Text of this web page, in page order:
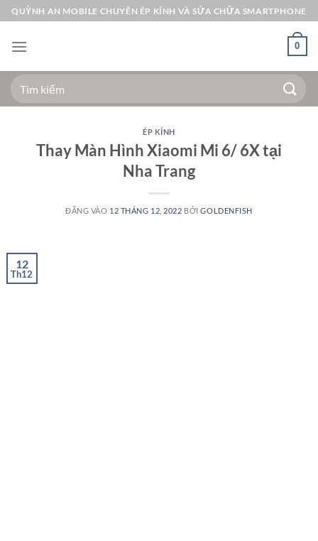
Bỏ
qua
nội
QUỲNH AN MOBILE CHUYÊN ÉP KÍNH VÀ SỬA CHỮA SMARTPHONE
0
Tìm
kiếm:
ÉP KÍNH
Thay Màn Hình Xiaomi Mi 6/ 6X tại
Nha Trang
ĐĂNG VÀO 12 THÁNG 12, 2022 BỞIGOLDENFISH
12
Th12